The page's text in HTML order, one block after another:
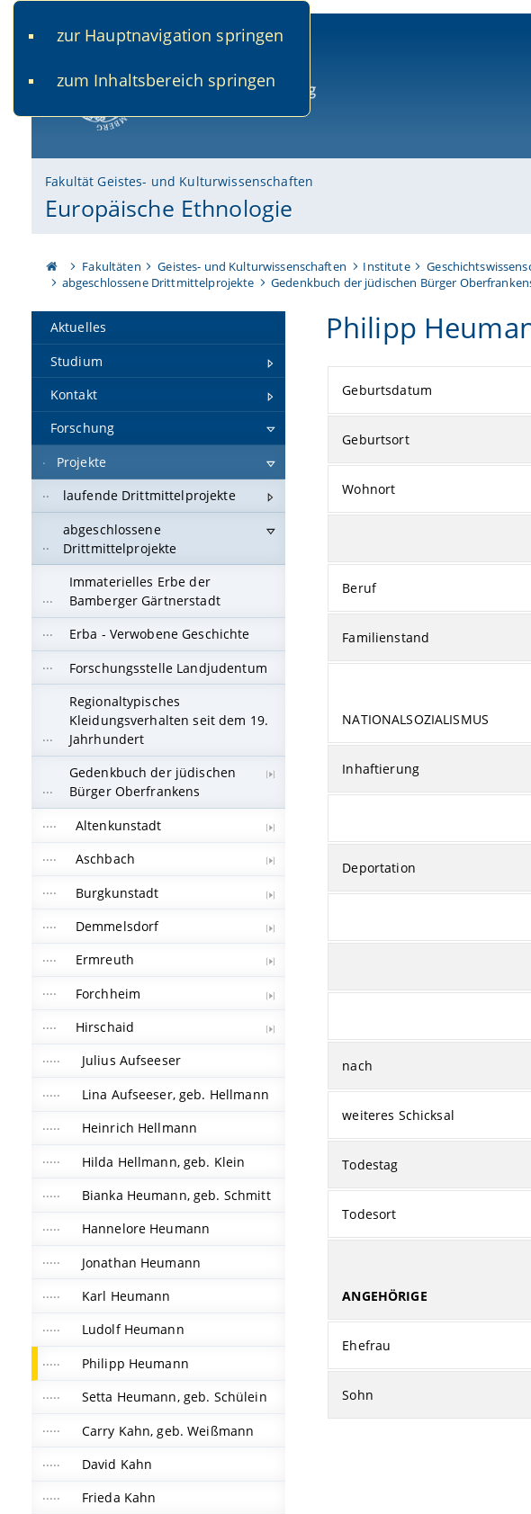
zur Hauptnavigation springen
zum Inhaltsbereich springen
Fakultät Geistes- und Kulturwissenschaften
Europäische Ethnologie
Fakultäten Geistes- und Kulturwissenschaften Institute
abgeschlossene Drittmittelprojekte
Gedenkbuch der jüdischen Bürger
Aktuelles
Studium
Kontakt
Forschung
Projekte
laufende Drittmittelprojekte
abgeschlossene
Drittmittelprojekte
Immaterielles Erbe der
Bamberger Gärtnerstadt
Erba - Verwobene Geschichte
Forschungsstelle Landjudentum
Regionaltypisches
Kleidungsverhalten seit dem 19.
Jahrhundert
Gedenkbuch der jüdischen
Bürger Oberfrankens
Altenkunstadt
Aschbach
Burgkunstadt
Demmelsdorf
Ermreuth
Forchheim
Hirschaid
Julius Aufseeser
Lina Aufseeser, geb. Hellmann
Heinrich Hellmann
Hilda Hellmann, geb. Klein
Bianka Heumann, geb. Schmitt
Hannelore Heumann
Jonathan Heumann
Karl Heumann
Ludolf Heumann
Philipp Heumann
Setta Heumann, geb. Schülein
Carry Kahn, geb. Weißmann
David Kahn
Frieda Kahn
Philipp
Geburtsdatum
Geburtsort
Wohnort
Beruf
Familienstand
NATIONALSOZIALISMUS
Inhaftierung
Deportation
nach
weiteres Schicksal
Todestag
Todesort
ANGEHÖRIGE
Ehefrau
Sohn